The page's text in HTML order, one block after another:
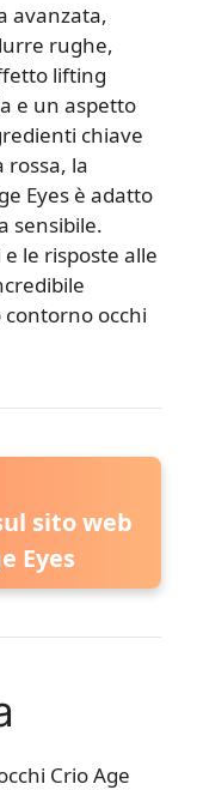
avanzata,
rughe,
lifting
e un aspetto
chiave
rossa, la
Eyes è adatto
sensibile.
le risposte alle
occhi
sito web
Eyes
Crio Age